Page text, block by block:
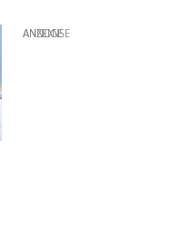
ANZEIGE